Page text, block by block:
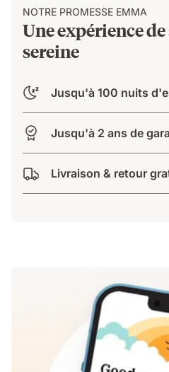
NOTRE PROMESSE EMMA
Une expérience
sereine
Jusqu'à 100 nuits
Jusqu'à 2 ans de
Livraison & retour